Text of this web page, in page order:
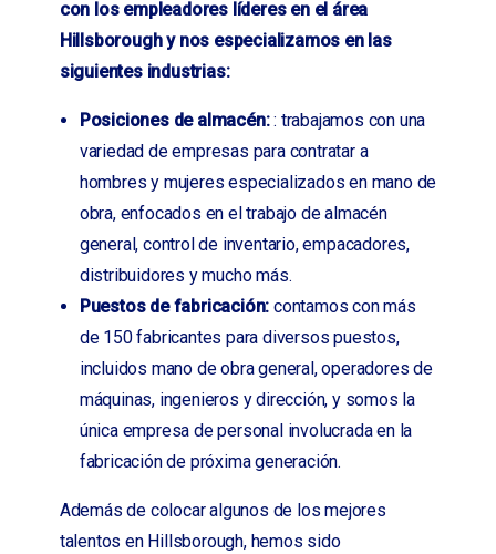
con los empleadores líderes en el área
Hillsborough y nos especializamos en las
siguientes industrias:
Posiciones de almacén:: trabajamos con una
variedad de empresas para contratar a
hombres y mujeres especializados en mano de
obra, enfocados en el trabajo de almacén
general, control de inventario, empacadores,
distribuidores y mucho más.
Puestos de fabricación: contamos con más
de 150 fabricantes para diversos puestos,
incluidos mano de obra general, operadores de
máquinas, ingenieros y dirección, y somos la
única empresa de personal involucrada en la
fabricación de próxima generación.
Además de colocar algunos de los mejores
talentos en Hillsborough, hemos sido